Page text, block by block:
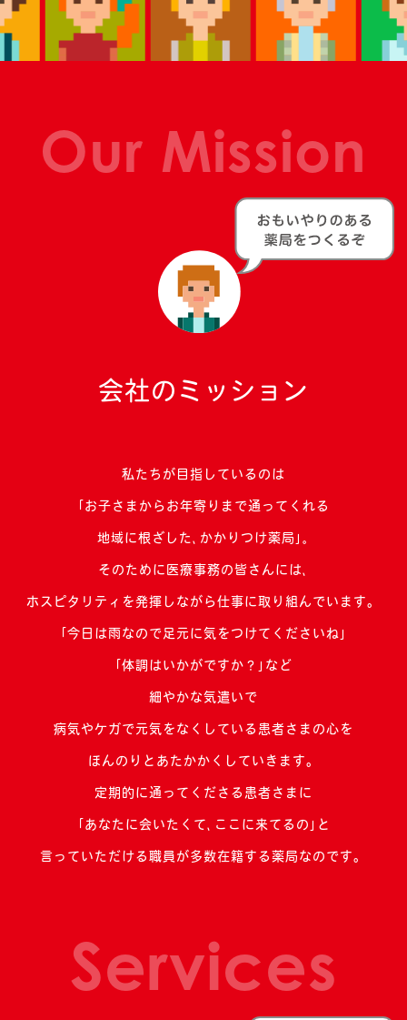
Our Mission
会社のミッション
私たちが目指しているのは
｢お子さまからお年寄りまで通ってくれる
地域に根ざした､かかりつけ薬局｣｡
そのために医療事務の皆さんには､
ホスピタリティを発揮しながら仕事に取り組んでいます。
｢今日は雨なので足元に気をつけてくださいね｣
｢体調はいかがですか？｣など
細やかな気遣いで
病気やケガで元気をなくしている患者さまの心を
ほんのりとあたかかくしていきます。
定期的に通ってくださる患者さまに
｢あなたに会いたくて､ここに来てるの｣と
言っていただける職員が多数在籍する薬局なのです。
Services